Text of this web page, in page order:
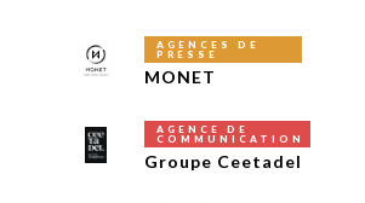
AGENCES DE
PRESSE
MONET
AGENCE DE
COMMUNICATION
Groupe Ceetadel